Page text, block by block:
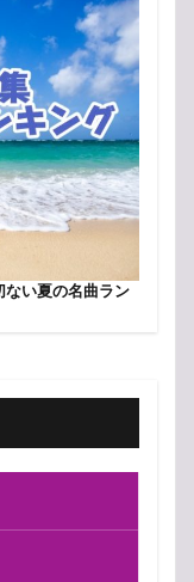
ない夏の名曲ラン